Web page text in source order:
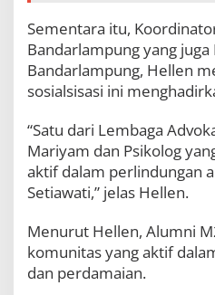
Sementara itu,
Bandarlampung yang juga
Bandarlampung, Hellen
sosialsisasi ini
“Satu dari Lembaga
Mariyam dan Psikolog
aktif dalam perlindungan
Setiawati,” jelas Hellen.
Menurut Hellen, Alumni
komunitas yang aktif
dan perdamaian.